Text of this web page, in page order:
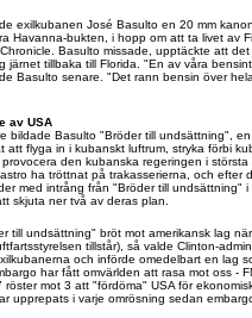
exilkubanen José Basulto en 20 mm
Havanna-bukten, i hopp om att ta livet av
Basulto missade, upptäckte att
järnet tillbaka till Florida. "En av våra
Basulto senare. "Det rann bensin över
av USA
bildade Basulto "Bröder till undsättning",
att flyga in i kubanskt luftrum, stryka förbi
den kubanska regeringen i
ha tröttnat på trakasserierna, och efter
med intrång från "Bröder till undsättning"
skjuta ner två av deras plan.
till undsättning" bröt mot amerikansk lag
tillstår), så valde Clinton-
och införde omedelbart en lag
har fått omvärlden att rasa mot oss -
röster mot 3 att "fördöma" USA för
upprepats i varje omrösning sedan